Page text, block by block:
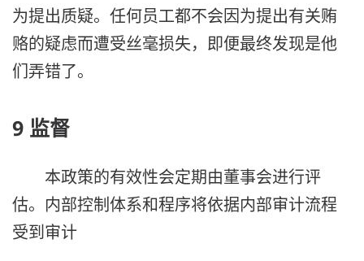
为提出质疑。任何员工都不会因为提出有关贿
赂的疑虑而遭受丝毫损失，即便最终发现是他
们弄错了。
9 监督
本政策的有效性会定期由董事会进行评
估。内部控制体系和程序将依据内部审计流程
受到审计